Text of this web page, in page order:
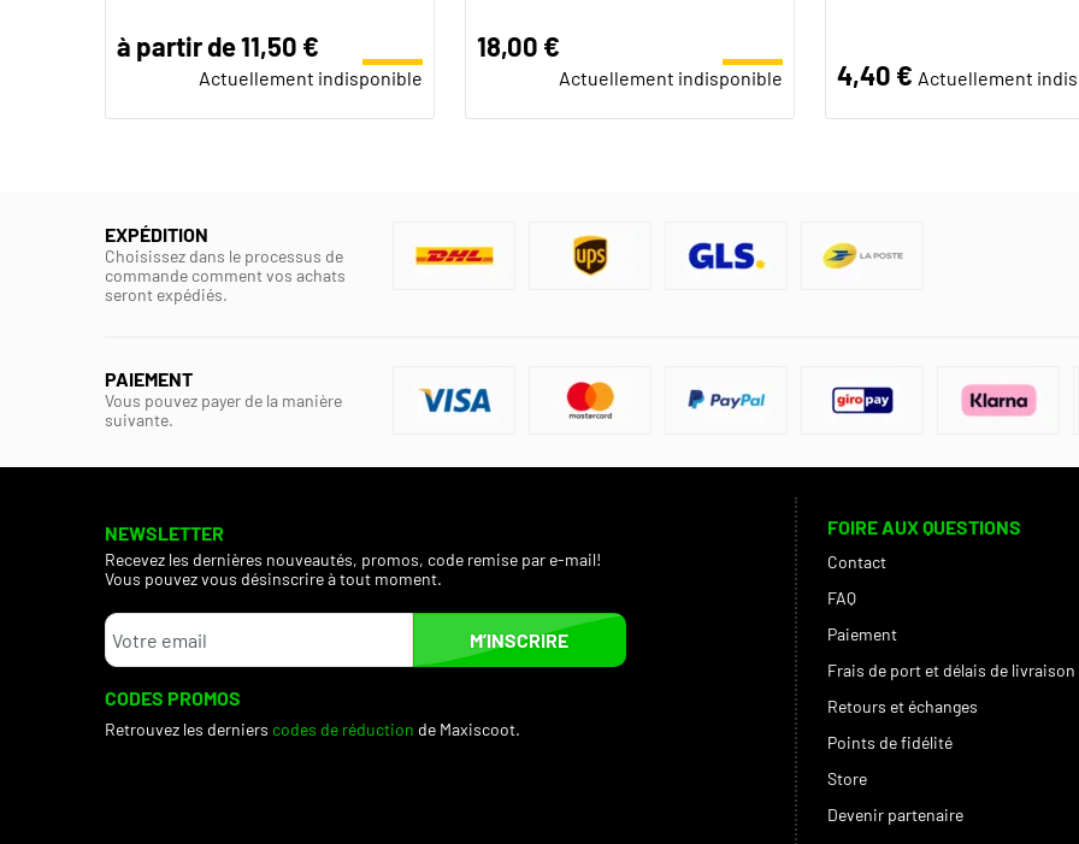
à partir de 11,50 €
Actuellement indisponible
18,00 €
Actuellement indisponible 4,40 € Actuellement
EXPÉDITION
Choisissez dans le processus de
commande comment vos achats
seront expédiés.
PAIEMENT
Vous pouvez payer de la manière
suivante.
NEWSLETTER
Recevez les dernières nouveautés, promos, code remise par e-mail!
Vous pouvez vous désinscrire à tout moment.
M’INSCRIRE
CODES PROMOS
Retrouvez les derniers codes de réduction de Maxiscoot.
FOIRE AUX QUESTIONS
Contact
FAQ
Paiement
Frais de port et délais de livraison
Retours et échanges
Points de fidélité
Store
Devenir partenaire